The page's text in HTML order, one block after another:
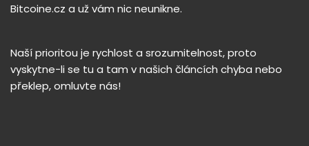
Bitcoine.cz a už vám nic neunikne.
Naší prioritou je rychlost a srozumitelnost, proto
vyskytne-li se tu a tam v našich článcích chyba nebo
překlep, omluvte nás!